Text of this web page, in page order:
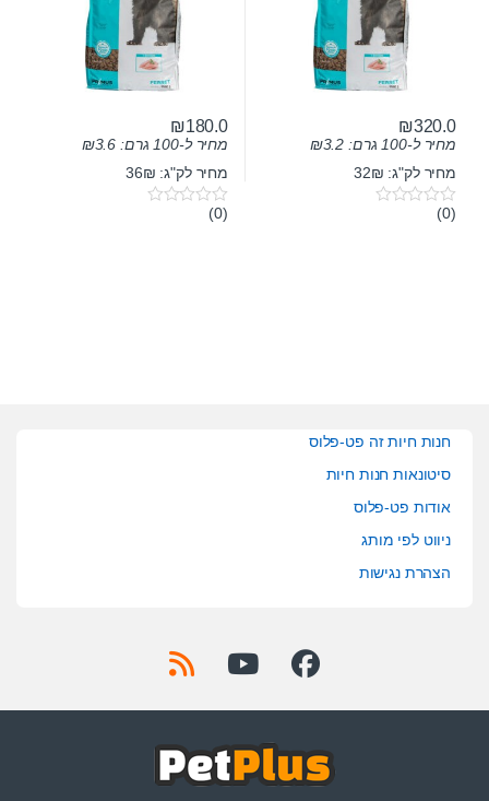
₪320.0
מחיר ל-100 גרם: ₪3.2
מחיר לק"ג: 32₪
0(0)
₪180.0
מחיר ל-100 גרם: ₪3.6
מחיר לק"ג: 36₪
0(0)
חנות חיות זה פט-פלוס
סיטונאות חנות חיות
אודות פט-פלוס
ניווט לפי מותג
הצהרת נגישות